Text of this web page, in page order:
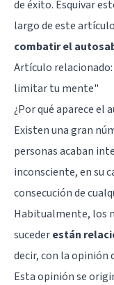
de éxito. Esquivar
largo de este
combatir el
Artículo
limitar tu mente"
¿Por qué aparece el
Existen una gran
personas acaban
inconsciente, en su
consecución de
Habitualmente, los
sucederestán
decir, con la opinión
Esta opinión se